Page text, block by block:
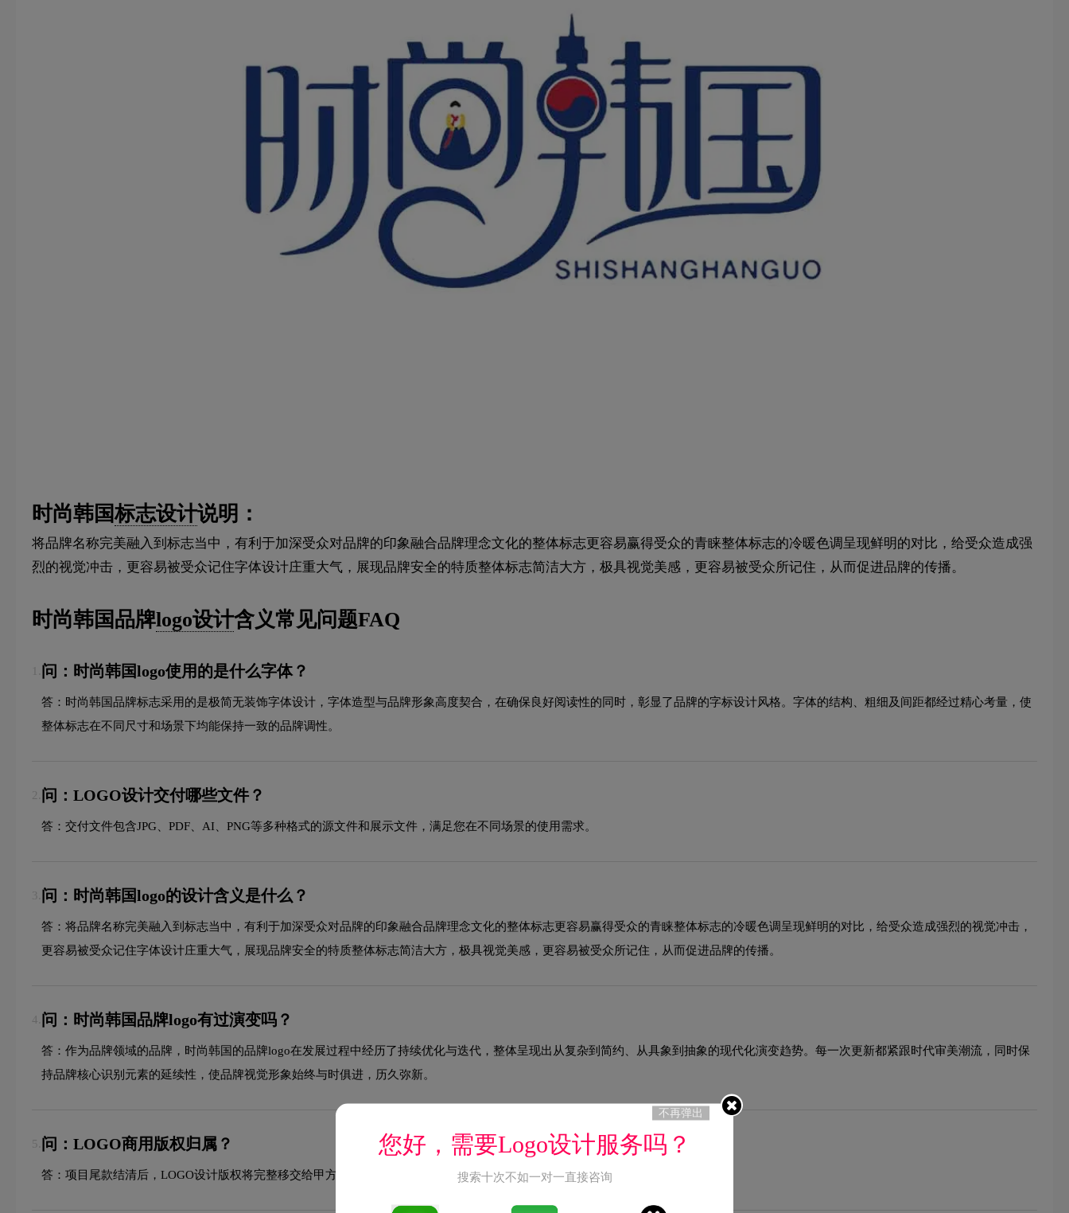
时尚韩国标志设计说明：
将品牌名称完美融入到标志当中，有利于加深受众对品牌的印象融合品牌理念文化的整体标志更容易赢得受众的青睐整体标志的冷暖色调呈现鲜明的对比，给受众造成强
烈的视觉冲击，更容易被受众记住字体设计庄重大气，展现品牌安全的特质整体标志简洁大方，极具视觉美感，更容易被受众所记住，从而促进品牌的传播。
时尚韩国品牌logo设计含义常见问题FAQ
问：时尚韩国logo使用的是什么字体？
答：时尚韩国品牌标志采用的是极简无装饰字体设计，字体造型与品牌形象高度契合，在确保良好阅读性的同时，彰显了品牌的字标设计风格。字体的结构、粗细及间距都经过精心考量，使
整体标志在不同尺寸和场景下均能保持一致的品牌调性。
2. 问：LOGO设计交付哪些文件？
答：交付文件包含JPG、PDF、AI、PNG等多种格式的源文件和展示文件，满足您在不同场景的使用需求。
3. 问：时尚韩国logo的设计含义是什么？
答：将品牌名称完美融入到标志当中，有利于加深受众对品牌的印象融合品牌理念文化的整体标志更容易赢得受众的青睐整体标志的冷暖色调呈现鲜明的对比，给受众造成强烈的视觉冲击，
更容易被受众记住字体设计庄重大气，展现品牌安全的特质整体标志简洁大方，极具视觉美感，更容易被受众所记住，从而促进品牌的传播。
4. 问：时尚韩国品牌logo有过演变吗？
答：作为品牌领域的品牌，时尚韩国的品牌logo在发展过程中经历了持续优化与迭代，整体呈现出从复杂到简约、从具象到抽象的现代化演变趋势。每一次更新都紧跟时代审美潮流，同时保
持品牌核心识别元素的延续性，使品牌视觉形象始终与时俱进，历久弥新。
5. 问：LOGO商用版权归属？
答：项目尾款结清后，LOGO设计版权将完整移交给甲方所有，您可自由用于商业用途，无需额外支付版权费用。
不再弹出
您好，需要Logo设计服务吗？
搜索十次不如一对一直接咨询